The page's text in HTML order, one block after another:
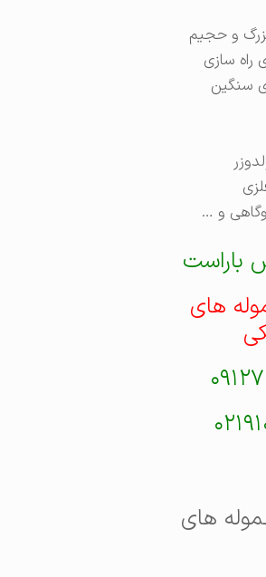
و حجیم
سازی
و …
های
های